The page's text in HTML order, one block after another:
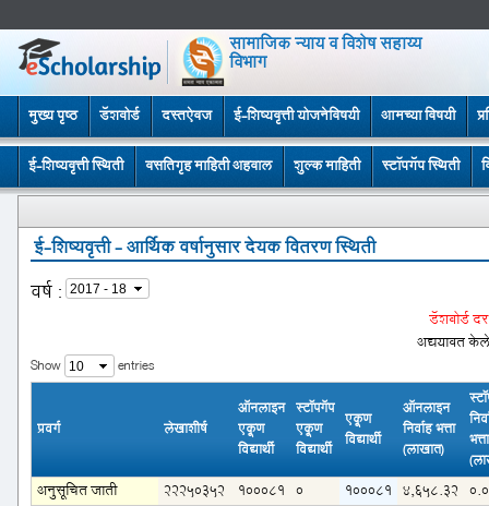
सामाजिक न्याय व विशेष सहाय्य
विभाग
मुख्य पृष्ठ डॅशबोर्ड दस्तऐवज ई-शिष्यवृत्ती योजनेविषयी आमच्या विषयी
ई-शिष्यवृत्ती स्थिती वसतिगृह माहिती अहवाल शुल्क माहिती स्टॉपगॅप स्थिती
ई-शिष्यवृत्ती - आर्थिक वर्षानुसार देयक वितरण स्थिती
वर्ष :
डॅशबोर्ड
अद्ययावत
Show
entries
प्रवर्ग लेखाशीर्ष
ऑनलाइन
एकूण
विद्यार्थी
स्टॉपगॅप
एकूण
विद्यार्थी
एकूण
विद्यार्थी
ऑनलाइन
निर्वाह भत्ता
(लाखात)
भत्ता
अनुसूचित जाती 22250352 100081 0 100081 4,658.32